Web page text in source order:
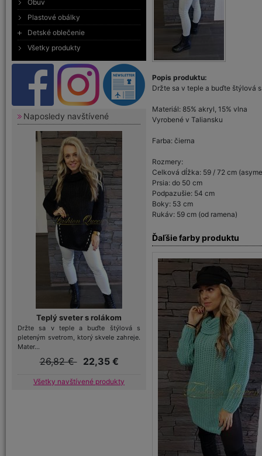
Obuv
Plastové obálky
Detské oblečenie
Všetky produkty
Naposledy navštívené
Teplý sveter s rolákom
Držte sa v teple a buďte štýlová s
pleteným svetrom, ktorý skvele zahreje.
Mater...
26,82 € 22,35 €
Všetky navštívené produkty
Popis produktu:
Držte sa v teple a buďte štýlová
Materiál: 85% akryl, 15% vlna
Vyrobené v Taliansku
Farba: čierna
Rozmery:
Celková dĺžka: 59 / 72 cm
Prsia: do 50 cm
Podpazušie: 54 cm
Boky: 53 cm
Rukáv: 59 cm (od ramena)
Ďaľšie farby produktu